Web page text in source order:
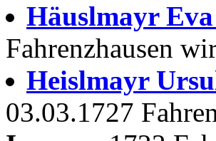
Häuslmayr Eva
Fahrenzhausen
Heislmayr
03.03.1727